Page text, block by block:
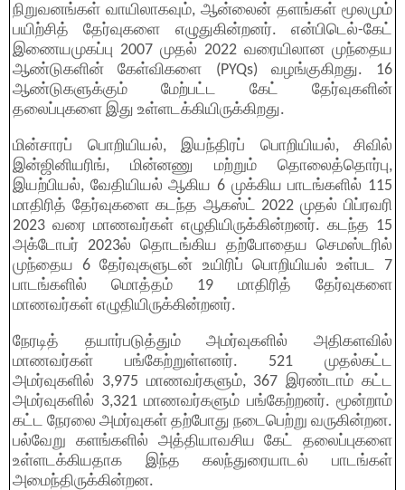
நிறுவனங்கள் வாயிலாகவும், ஆன்லைன் தளங்கள் மூலமும்
பயிற்சித் தேர்வுகளை எழுதுகின்றனர். என்பிடெல்-கேட்
இணையமுகப்பு 2007 முதல் 2022 வரையிலான முந்தைய
ஆண்டுகளின் கேள்விகளை (PYQs) வழங்குகிறது. 16
ஆண்டுகளுக்கும் மேற்பட்ட கேட் தேர்வுகளின்
தலைப்புகளை இது உள்ளடக்கியிருக்கிறது.
மின்சாரப் பொறியியல், இயந்திரப் பொறியியல், சிவில்
இன்ஜினியரிங், மின்னணு மற்றும் தொலைத்தொர்பு,
இயற்பியல், வேதியியல் ஆகிய 6 முக்கிய பாடங்களில் 115
மாதிரித் தேர்வுகளை கடந்த ஆகஸ்ட் 2022 முதல் பிப்ரவரி
2023 வரை மாணவர்கள் எழுதியிருக்கின்றனர். கடந்த 15
அக்டோபர் 2023ல் தொடங்கிய தற்போதைய செமஸ்டரில்
முந்தைய 6 தேர்வுகளுடன் உயிரிப் பொறியியல் உள்பட 7
பாடங்களில் மொத்தம் 19 மாதிரித் தேர்வுகளை
மாணவர்கள் எழுதியிருக்கின்றனர்.
நேரடித் தயார்படுத்தும் அமர்வுகளில் அதிகளவில்
மாணவர்கள் பங்கேற்றுள்ளனர். 521 முதல்கட்ட
அமர்வுகளில் 3,975 மாணவர்களும், 367 இரண்டாம் கட்ட
அமர்வுகளில் 3,321 மாணவர்களும் பங்கேற்றனர். மூன்றாம்
கட்ட நேரலை அமர்வுகள் தற்போது நடைபெற்று வருகின்றன.
பல்வேறு களங்களில் அத்தியாவசிய கேட் தலைப்புகளை
உள்ளடக்கியதாக இந்த கலந்துரையாடல் பாடங்கள்
அமைந்திருக்கின்றன.